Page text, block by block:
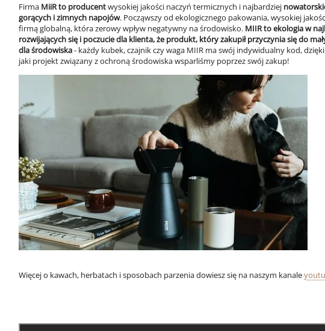
Firma MiiR to producentwysokiej jakości naczyń termicznych i najbardziej
gorących i zimnych napojów. Począwszy od ekologicznego pakowania, wysokiej
firmą globalną, która zerowy wpływ negatywny na środowisko. MIIR to ekologia w
rozwijających się i poczucie dla klienta, że produkt, który zakupił przyczynia się do
dlaśrodowiska- każdy kubek, czajnik czy waga MIIR ma swój indywidualny kod,
jaki projekt związany z ochroną środowiska wsparliśmy poprzez swój zakup!
Więcej o kawach, herbatach i sposobach parzenia dowiesz się na naszym kanale